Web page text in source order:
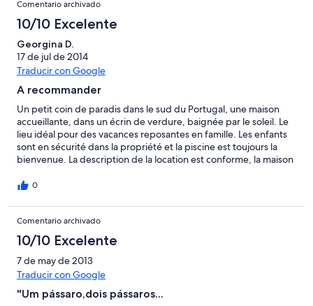
l'arrivée, serviettes préparées, nappe sur la table). Les sites
touristiques sont à minimum 1 heure de route, mais cela ne nous
a pas gênés, car la circulation est facile et de plus la localisation
est assez centrale pour aller visiter aussi bien le bord de mer
qu'Evora ou Tomar. Très bonnes vacances en résumé.
Comentario archivado
10/10 Excelente
Georgina D.
17 de jul de 2014
Traducir con Google
A recommander
Un petit coin de paradis dans le sud du Portugal, une maison
accueillante, dans un écrin de verdure, baignée par le soleil. Le
lieu idéal pour des vacances reposantes en famille. Les enfants
sont en sécurité dans la propriété et la piscine est toujours la
bienvenue. La description de la location est conforme, la maison
plus, la région offre une multitude de choses à découvrir.
0
Comentario archivado
10/10 Excelente
7 de may de 2013
Traducir con Google
"Um pássaro,dois pássaros...